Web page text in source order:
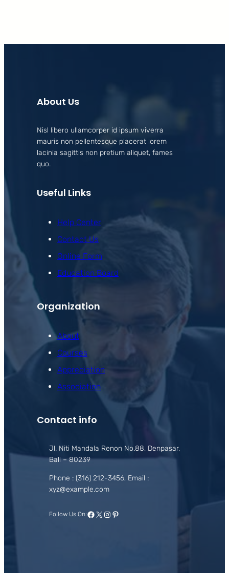
About Us
Nisl libero ullamcorper id ipsum viverra
mauris non pellentesque placerat lorem
lacinia sagittis non pretium aliquet, fames
quo.
Useful Links
Help Center
Contact Us
Online Form
Education Board
Organization
About
Courses
Appreciation
Association
Contact info
Jl. Niti Mandala Renon No.88, Denpasar,
Bali – 80239
Phone : (316) 212-3456, Email :
xyz@example.com
Follow Us On:Facebook
X Instagram
Pinterest